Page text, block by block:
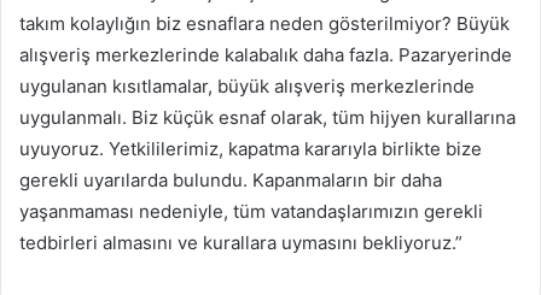
takım kolaylığın biz esnaflara neden gösterilmiyor? Büyük
alışveriş merkezlerinde kalabalık daha fazla. Pazaryerinde
uygulanan kısıtlamalar, büyük alışveriş merkezlerinde
uygulanmalı. Biz küçük esnaf olarak, tüm hijyen kurallarına
uyuyoruz. Yetkililerimiz, kapatma kararıyla birlikte bize
gerekli uyarılarda bulundu. Kapanmaların bir daha
yaşanmaması nedeniyle, tüm vatandaşlarımızın gerekli
tedbirleri almasını ve kurallara uymasını bekliyoruz.”